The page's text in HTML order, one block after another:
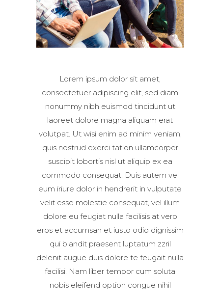
Lorem ipsum dolor sit amet,
consectetuer adipiscing elit, sed diam
nonummy nibh euismod tincidunt ut
laoreet dolore magna aliquam erat
volutpat. Ut wisi enim ad minim veniam,
quis nostrud exerci tation ullamcorper
suscipit lobortis nisl ut aliquip ex ea
commodo consequat. Duis autem vel
eum iriure dolor in hendrerit in vulputate
velit esse molestie consequat, vel illum
dolore eu feugiat nulla facilisis at vero
eros et accumsan et iusto odio dignissim
qui blandit praesent luptatum zzril
delenit augue duis dolore te feugait nulla
facilisi. Nam liber tempor cum soluta
nobis eleifend option congue nihil